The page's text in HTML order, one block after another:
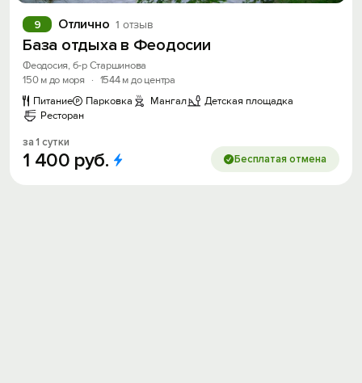
Отлично 1 отзыв
9
База отдыха в Феодосии
Феодосия, б-р Старшинова
150 м до моря
· 1544 м до центра
Питание
Парковка Мангал
Детская площадка
Ресторан
за 1 сутки
1 400 руб. Бесплатая отмена